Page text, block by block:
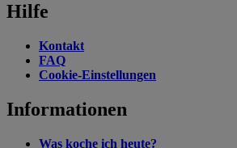
Hilfe
Kontakt
FAQ
Cookie-Einstellungen
Informationen
Was koche ich heute?